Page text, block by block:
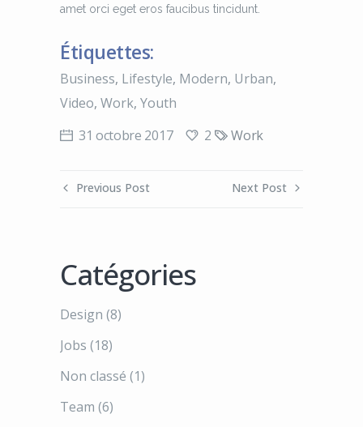
amet orci eget eros faucibus tincidunt.
Étiquettes:
Business, Lifestyle, Modern, Urban,
Video, Work, Youth
31 octobre 2017
2 Work
Previous Post Next Post
Catégories
Design (8)
Jobs (18)
Non classé (1)
Team (6)